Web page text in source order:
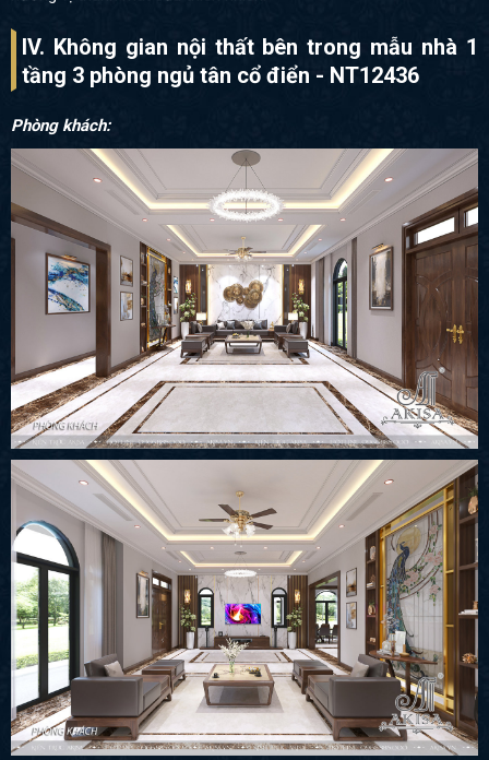
IV. Không gian nội thất bên trong mẫu nhà 1
tầng 3 phòng ngủ tân cổ điển - NT12436
Phòng khách: